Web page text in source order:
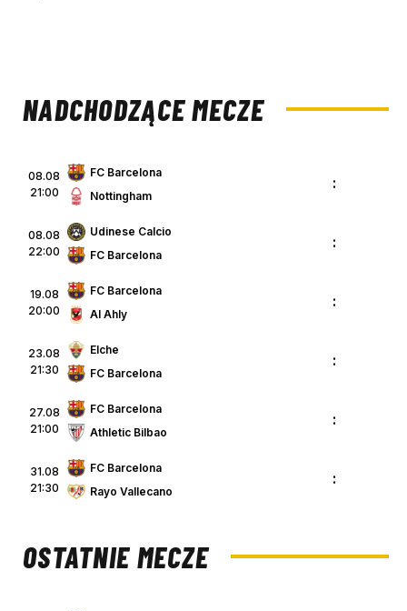
NADCHODZĄCE MECZE
08.08
21:00
FC Barcelona
Nottingham
:
08.08
22:00
Udinese Calcio
FC Barcelona
:
19.08
20:00
FC Barcelona
Al Ahly
:
23.08
21:30
Elche
FC Barcelona
:
27.08
21:00
FC Barcelona
Athletic Bilbao
:
31.08
21:30
FC Barcelona
Rayo Vallecano
:
OSTATNIE MECZE